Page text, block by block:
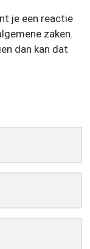
je een reactie
zaken.
dan kan dat